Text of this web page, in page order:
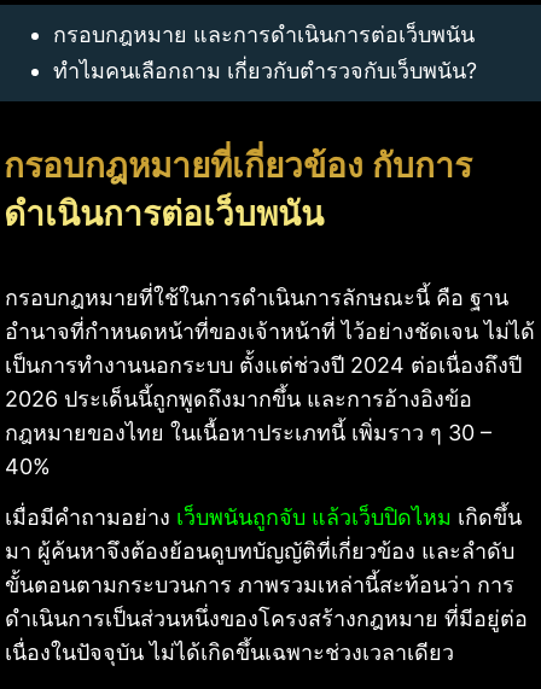
กรอบกฎหมาย และการดำเนินการต่อเว็บพนัน
ทำไมคนเลือกถาม เกี่ยวกับตำรวจกับเว็บพนัน?
กรอบกฎหมายที่เกี่ยวข้อง กับการ
ดำเนินการต่อเว็บพนัน
กรอบกฎหมายที่ใช้ในการดำเนินการลักษณะนี้ คือ ฐาน
อำนาจที่กำหนดหน้าที่ของเจ้าหน้าที่ ไว้อย่างชัดเจน ไม่ได้
เป็นการทำงานนอกระบบ ตั้งแต่ช่วงปี 2024 ต่อเนื่องถึงปี
2026 ประเด็นนี้ถูกพูดถึงมากขึ้น และการอ้างอิงข้อ
กฎหมายของไทย ในเนื้อหาประเภทนี้ เพิ่มราว ๆ 30 –
40%
เมื่อมีคำถามอย่าง เว็บพนันถูกจับ แล้วเว็บปิดไหม เกิดขึ้น
มา ผู้ค้นหาจึงต้องย้อนดูบทบัญญัติที่เกี่ยวข้อง และลำดับ
ขั้นตอนตามกระบวนการ ภาพรวมเหล่านี้สะท้อนว่า การ
ดำเนินการเป็นส่วนหนึ่งของโครงสร้างกฎหมาย ที่มีอยู่ต่อ
เนื่องในปัจจุบัน ไม่ได้เกิดขึ้นเฉพาะช่วงเวลาเดียว